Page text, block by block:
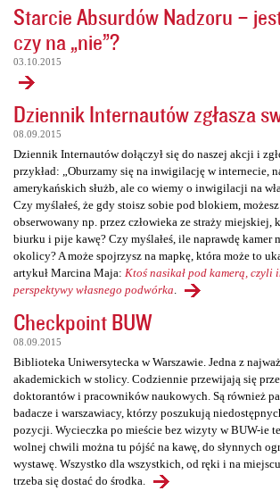
Starcie Absurdów Nadzoru –
czy na „nie”?
03.10.2015
Dziennik Internautów zgłasza
08.09.2015
Dziennik Internautów dołączył się do naszej akcji i
przykład: „Oburzamy się na inwigilację w internecie,
amerykańskich służb, ale co wiemy o inwigilacji na
Czy myślałeś, że gdy stoisz sobie pod blokiem,
obserwowany np. przez człowieka ze straży miejskiej,
biurku i pije kawę? Czy myślałeś, ile naprawdę kamer
okolicy? A może spojrzysz na mapkę, która może to
artykuł Marcina Maja: Ktoś nasikał pod kamerą,
perspektywy własnego podwórka
Checkpoint BUW
08.09.2015
Biblioteka Uniwersytecka w Warszawie. Jedna z
akademickich w stolicy. Codziennie przewijają się
doktorantów i pracowników naukowych. Są również
badacze i warszawiacy, którzy poszukują
pozycji. Wycieczka po mieście bez wizyty w BUW-ie
wolnej chwili można tu pójść na kawę, do słynnych
wystawę. Wszystko dla wszystkich, od ręki i na
trzeba się dostać do środka.